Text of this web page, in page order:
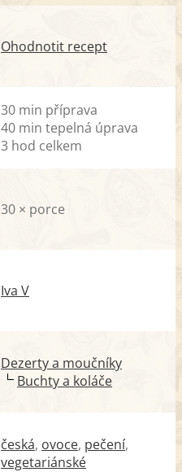
Ohodnotit recept
30 min příprava
40 min tepelná úprava
3 hod celkem
30 × porce
Iva V
Dezerty a moučníky
Buchty a koláče
česká ovoce pečení
vegetariánské